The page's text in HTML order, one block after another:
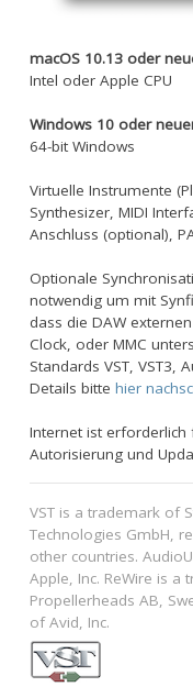
macOS 10.13 oder
Intel oder Apple CPU
Windows 10 oder
64-bit Windows
Virtuelle Instrumente
Synthesizer, MIDI
Anschluss (optional),
Optionale
notwendig um mit
dass die DAW
Clock, oder MMC
Standards VST, VST3,
Details bitte hier
Internet ist erforderlich
Autorisierung und
VST is a trademark of
Technologies GmbH,
other countries.
Apple, Inc. ReWire is a
Propellerheads AB,
of Avid, Inc.